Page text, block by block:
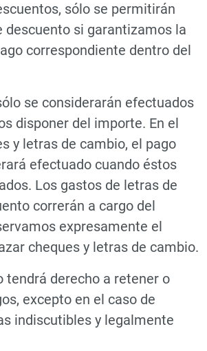
sólo se permitirán
descuento si garantizamos la
correspondiente dentro del
se considerarán efectuados
disponer del importe. En el
y letras de cambio, el pago
efectuado cuando éstos
Los gastos de letras de
correrán a cargo del
expresamente el
cheques y letras de cambio.
tendrá derecho a retener o
excepto en el caso de
indiscutibles y legalmente